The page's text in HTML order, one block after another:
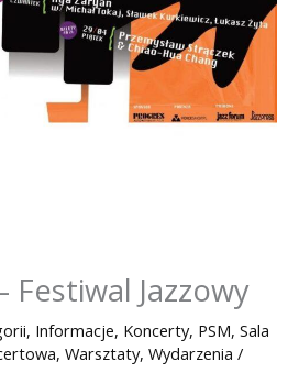
Festiwal Jazzowy
, Informacje, Koncerty, PSM, Sala
, Warsztaty, Wydarzenia /